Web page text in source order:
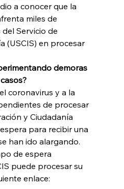
a conocer que la
miles de
Servicio de
(USCIS) en procesar
demoras
coronavirus y a la
de procesar
y Ciudadanía
para recibir una
han ido alargando.
de espera
puede procesar su
enlace: